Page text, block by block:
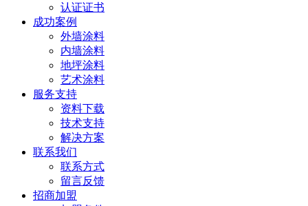
认证证书
成功案例
外墙涂料
内墙涂料
地坪涂料
艺术涂料
服务支持
资料下载
技术支持
解决方案
联系我们
联系方式
留言反馈
招商加盟